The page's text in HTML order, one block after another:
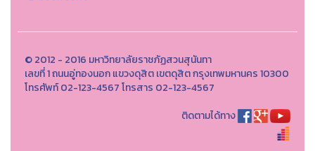
© 2012 - 2016 มหาวิทยาลัยราชภัฏสวนสุนันทา
เลขที่ 1 ถนนอู่ทองนอก แขวงดุสิต เขตดุสิต กรุงเทพมหานคร 10300
โทรศัพท์ 02-123-4567 โทรสาร 02-123-4567
ติดตามได้ทาง